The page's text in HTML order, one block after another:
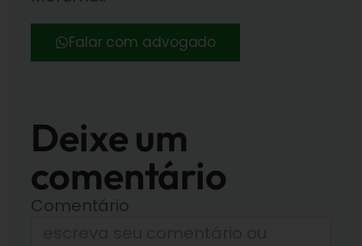
Falar com advogado
Deixe um
comentário
Comentário